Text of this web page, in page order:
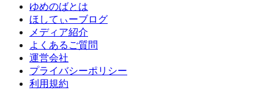
ゆめのばとは
ほしてぃーブログ
メディア紹介
よくあるご質問
運営会社
プライバシーポリシー
利用規約